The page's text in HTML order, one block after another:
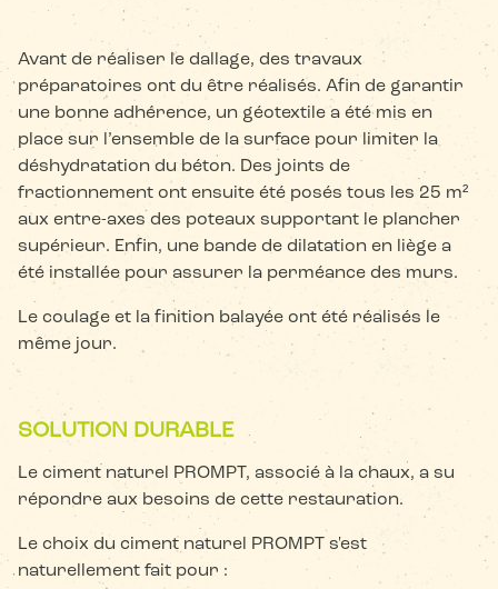
Avant de réaliser le dallage, des travaux
préparatoires ont du être réalisés. Afin de garantir
une bonne adhérence, un géotextile a été mis en
place sur l’ensemble de la surface pour limiter la
déshydratation du béton. Des joints de
fractionnement ont ensuite été posés tous les 25 m²
aux entre-axes des poteaux supportant le plancher
supérieur. Enfin, une bande de dilatation en liège a
été installée pour assurer la perméance des murs.
Le coulage et la finition balayée ont été réalisés le
même jour.
SOLUTION DURABLE
Le ciment naturel PROMPT, associé à la chaux, a su
répondre aux besoins de cette restauration.
Le choix du ciment naturel PROMPT s'est
naturellement fait pour :